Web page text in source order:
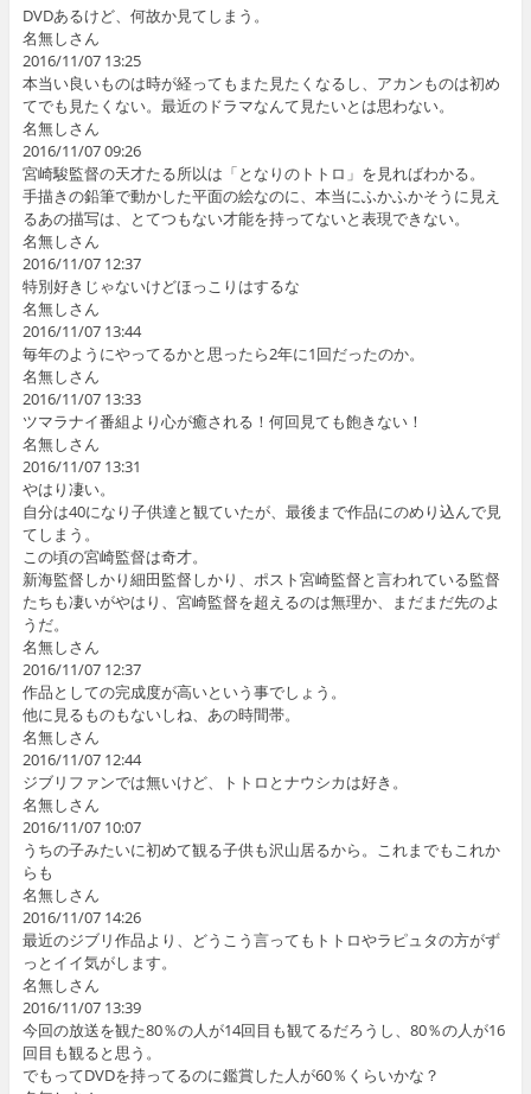
DVDあるけど、何故か見てしまう。
名無しさん
2016/11/07 13:25
本当い良いものは時が経ってもまた見たくなるし、アカンものは初め
てでも見たくない。最近のドラマなんて見たいとは思わない。
名無しさん
2016/11/07 09:26
宮崎駿監督の天才たる所以は「となりのトトロ」を見ればわかる。
手描きの鉛筆で動かした平面の絵なのに、本当にふかふかそうに見え
るあの描写は、とてつもない才能を持ってないと表現できない。
名無しさん
2016/11/07 12:37
特別好きじゃないけどほっこりはするな
名無しさん
2016/11/07 13:44
毎年のようにやってるかと思ったら2年に1回だったのか。
名無しさん
2016/11/07 13:33
ツマラナイ番組より心が癒される！何回見ても飽きない！
名無しさん
2016/11/07 13:31
やはり凄い。
自分は40になり子供達と観ていたが、最後まで作品にのめり込んで見
てしまう。
この頃の宮崎監督は奇才。
新海監督しかり細田監督しかり、ポスト宮崎監督と言われている監督
たちも凄いがやはり、宮崎監督を超えるのは無理か、まだまだ先のよ
うだ。
名無しさん
2016/11/07 12:37
作品としての完成度が高いという事でしょう。
他に見るものもないしね、あの時間帯。
名無しさん
2016/11/07 12:44
ジブリファンでは無いけど、トトロとナウシカは好き。
名無しさん
2016/11/07 10:07
うちの子みたいに初めて観る子供も沢山居るから。これまでもこれか
らも
名無しさん
2016/11/07 14:26
最近のジブリ作品より、どうこう言ってもトトロやラピュタの方がず
っとイイ気がします。
名無しさん
2016/11/07 13:39
今回の放送を観た80％の人が14回目も観てるだろうし、80％の人が16
回目も観ると思う。
でもってDVDを持ってるのに鑑賞した人が60％くらいかな？